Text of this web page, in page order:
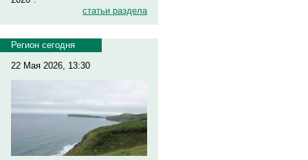
статьи раздела
Регион сегодня
22 Мая 2026, 13:30